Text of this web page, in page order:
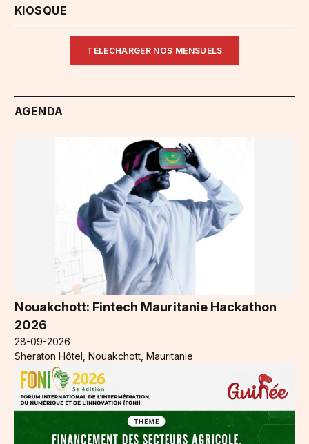
KIOSQUE
TÉLÉCHARGER NOS MENSUELS
AGENDA
Nouakchott: Fintech Mauritanie Hackathon
2026
28-09-2026
Sheraton Hôtel, Nouakchott, Mauritanie